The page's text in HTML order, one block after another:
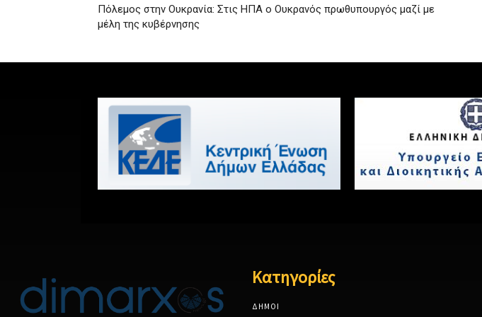
Πόλεμος στην Ουκρανία: Στις ΗΠΑ ο Ουκρανός πρωθυπουργός μαζί με
μέλη της κυβέρνησης
Κατηγορίες
ΔΗΜΟΙ